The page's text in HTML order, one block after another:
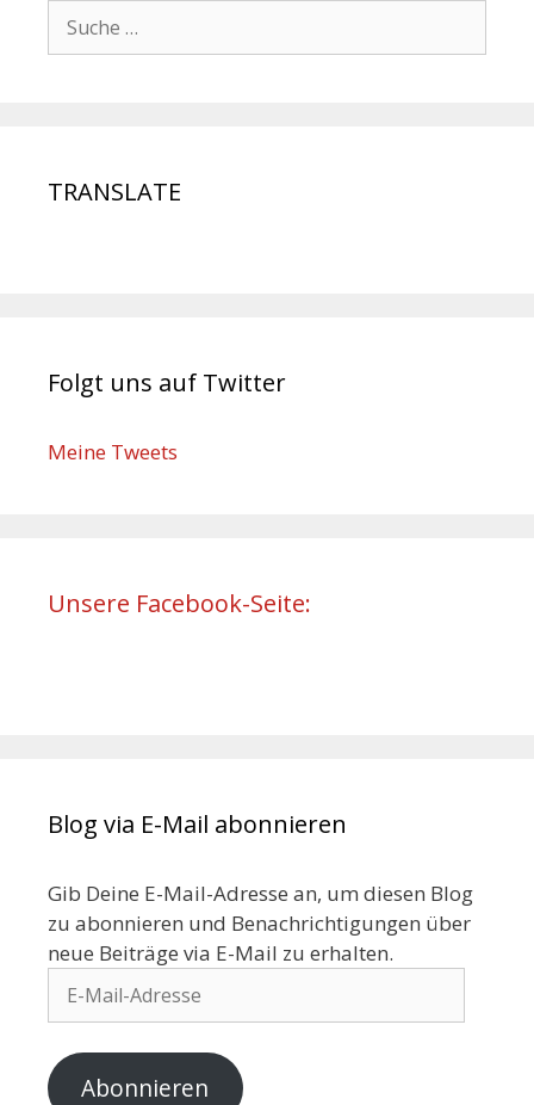
TRANSLATE
Folgt uns auf Twitter
Meine Tweets
Unsere Facebook-Seite:
Blog via E-Mail abonnieren
Gib Deine E-Mail-Adresse an, um diesen Blog
zu abonnieren und Benachrichtigungen über
neue Beiträge via E-Mail zu erhalten.
Abonnieren